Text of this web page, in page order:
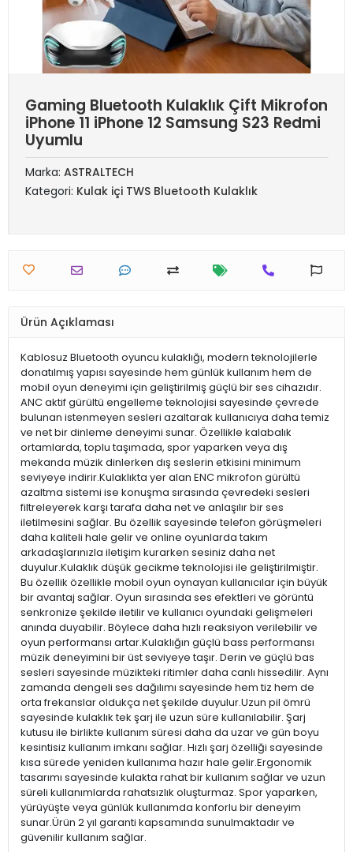
Gaming Bluetooth Kulaklık Çift Mikrofon
iPhone 11 iPhone 12 Samsung S23 Redmi
Uyumlu
Marka: ASTRALTECH
Kategori: Kulak içi TWS Bluetooth Kulaklık
Ürün Açıklaması
Kablosuz Bluetooth oyuncu kulaklığı, modern teknolojilerle
donatılmış yapısı sayesinde hem günlük kullanım hem de
mobil oyun deneyimi için geliştirilmiş güçlü bir ses cihazıdır.
ANC aktif gürültü engelleme teknolojisi sayesinde çevrede
bulunan istenmeyen sesleri azaltarak kullanıcıya daha temiz
ve net bir dinleme deneyimi sunar. Özellikle kalabalık
ortamlarda, toplu taşımada, spor yaparken veya dış
mekanda müzik dinlerken dış seslerin etkisini minimum
seviyeye indirir.Kulaklıkta yer alan ENC mikrofon gürültü
azaltma sistemi ise konuşma sırasında çevredeki sesleri
filtreleyerek karşı tarafa daha net ve anlaşılır bir ses
iletilmesini sağlar. Bu özellik sayesinde telefon görüşmeleri
daha kaliteli hale gelir ve online oyunlarda takım
arkadaşlarınızla iletişim kurarken sesiniz daha net
duyulur.Kulaklık düşük gecikme teknolojisi ile geliştirilmiştir.
Bu özellik özellikle mobil oyun oynayan kullanıcılar için büyük
bir avantaj sağlar. Oyun sırasında ses efektleri ve görüntü
senkronize şekilde iletilir ve kullanıcı oyundaki gelişmeleri
anında duyabilir. Böylece daha hızlı reaksiyon verilebilir ve
oyun performansı artar.Kulaklığın güçlü bass performansı
müzik deneyimini bir üst seviyeye taşır. Derin ve güçlü bas
sesleri sayesinde müzikteki ritimler daha canlı hissedilir. Aynı
zamanda dengeli ses dağılımı sayesinde hem tiz hem de
orta frekanslar oldukça net şekilde duyulur.Uzun pil ömrü
sayesinde kulaklık tek şarj ile uzun süre kullanılabilir. Şarj
kutusu ile birlikte kullanım süresi daha da uzar ve gün boyu
kesintisiz kullanım imkanı sağlar. Hızlı şarj özelliği sayesinde
kısa sürede yeniden kullanıma hazır hale gelir.Ergonomik
tasarımı sayesinde kulakta rahat bir kullanım sağlar ve uzun
süreli kullanımlarda rahatsızlık oluşturmaz. Spor yaparken,
yürüyüşte veya günlük kullanımda konforlu bir deneyim
sunar.Ürün 2 yıl garanti kapsamında sunulmaktadır ve
güvenilir kullanım sağlar.